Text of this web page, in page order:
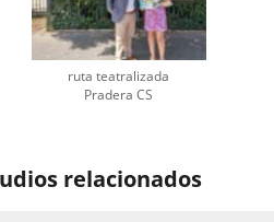
ruta teatralizada
Pradera CS
relacionados